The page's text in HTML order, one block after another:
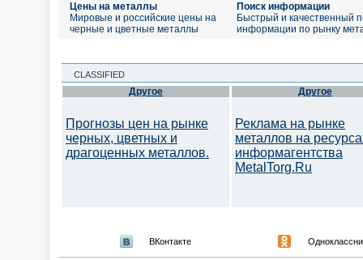
Цены на металлы
Мировые и российские цены на
черные и цветные металлы
Поиск информации
Быстрый и качественный
информации по рынку
CLASSIFIED
Другое
Прогнозы цен на рынке
черных, цветных и
драгоценных металлов.
Другое
Реклама на рынке
металлов на
информагентства
MetalTorg.Ru
ВКонтакте